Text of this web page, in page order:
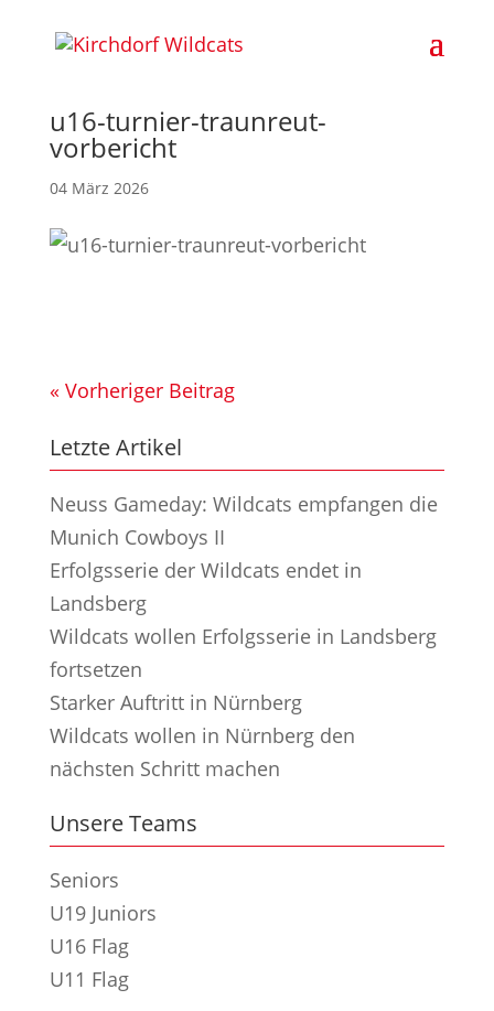
u16-turnier-traunreut-
vorbericht
04 März 2026
« Vorheriger Beitrag
Letzte Artikel
Neuss Gameday: Wildcats empfangen die
Munich Cowboys II
Erfolgsserie der Wildcats endet in
Landsberg
Wildcats wollen Erfolgsserie in Landsberg
fortsetzen
Starker Auftritt in Nürnberg
Wildcats wollen in Nürnberg den
nächsten Schritt machen
Unsere Teams
Seniors
U19 Juniors
U16 Flag
U11 Flag